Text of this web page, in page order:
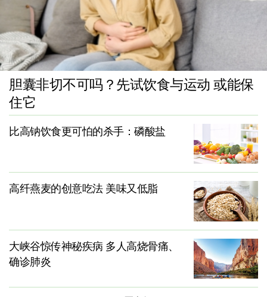
胆囊非切不可吗？先试饮食与运动 或能保
住它
比高钠饮食更可怕的杀手：磷酸盐
高纤燕麦的创意吃法 美味又低脂
大峡谷惊传神秘疾病 多人高烧骨痛、
确诊肺炎